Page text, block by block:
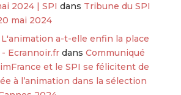
2024 | SPI dans Tribune du SPI
mai 2024
a-t-elle enfin la place
Ecrannoir.frdans Communiqué
et le SPI se félicitent de
à l’animation dans la sélection